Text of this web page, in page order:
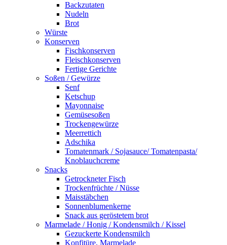
Backzutaten
Nudeln
Brot
Würste
Konserven
Fischkonserven
Fleischkonserven
Fertige Gerichte
Soßen / Gewürze
Senf
Ketschup
Mayonnaise
Gemüsesoßen
Trockengewürze
Meerrettich
Adschika
Tomatenmark / Sojasauce/ Tomatenpasta/
Knoblauchcreme
Snacks
Getrockneter Fisch
Trockenfrüchte / Nüsse
Maisstäbchen
Sonnenblumenkerne
Snack aus geröstetem brot
Marmelade / Honig / Kondensmilch / Kissel
Gezuckerte Kondensmilch
Konfitüre, Marmelade